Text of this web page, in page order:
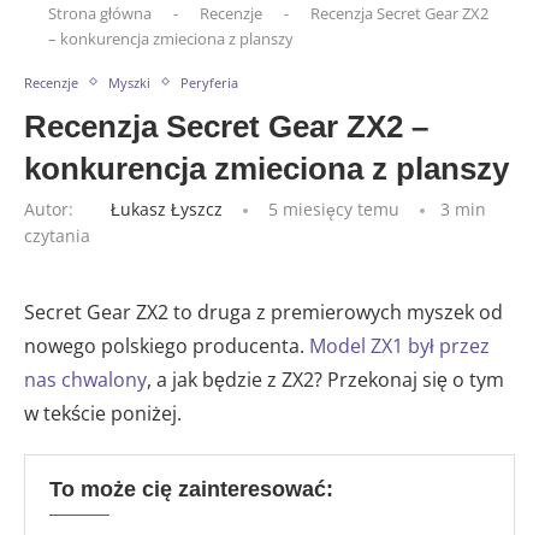
Strona główna - Recenzje -
Recenzja Secret Gear ZX2
– konkurencja zmieciona z planszy
Recenzje Myszki Peryferia
Recenzja Secret Gear ZX2 –
konkurencja zmieciona z planszy
Autor: Łukasz Łyszcz 5 miesięcy temu
3 min
czytania
Secret Gear ZX2 to druga z premierowych myszek od
nowego polskiego producenta. Model ZX1 był przez
nas chwalony, a jak będzie z ZX2? Przekonaj się o tym
w tekście poniżej.
To może cię zainteresować: